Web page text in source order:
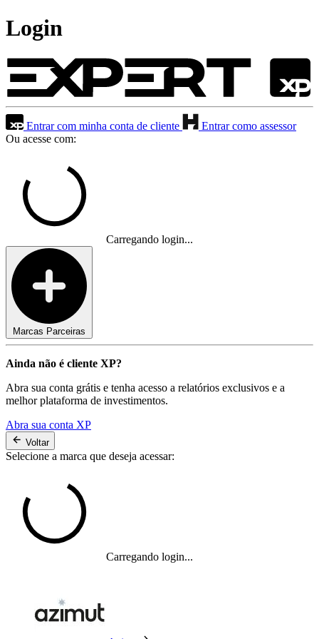
Login
Entrar com minha conta de cliente
Entrar como assessor
Ou acesse com:
Carregando login...
Marcas Parceiras
Ainda não é cliente XP?
Abra sua conta grátis e tenha acesso a relatórios exclusivos e a
melhor plataforma de investimentos.
Abra sua conta XP
Voltar
Selecione a marca que deseja acessar:
Carregando login...